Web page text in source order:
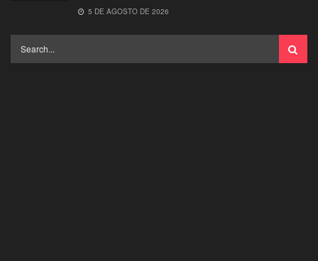
5 DE AGOSTO DE 2026